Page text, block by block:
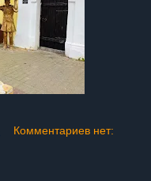
Комментариев нет: